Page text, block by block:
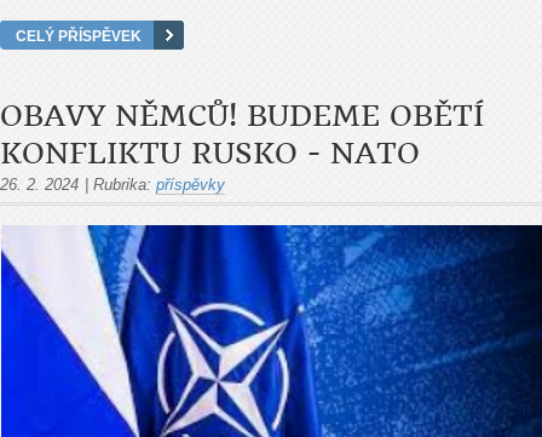
CELÝ PŘÍSPĚVEK
OBAVY NĚMCŮ! BUDEME OBĚTÍ
KONFLIKTU RUSKO - NATO
26. 2. 2024 | Rubrika: příspěvky